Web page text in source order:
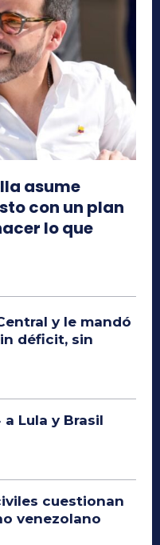
asume
con un plan
lo que
y le mandó
déficit, sin
Lula y Brasil
cuestionan
venezolano